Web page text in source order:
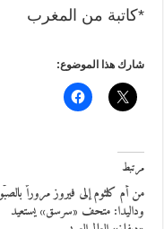
*كاتبة من المغرب
شارك هذا الموضوع:
مرتبط
من أم كلثوم إلى فيروز مروراً
وداليدا: متحف «سرسق» يستعيد